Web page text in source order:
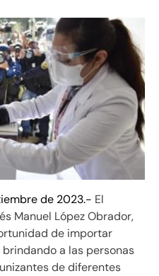
de 2023.- El
Manuel López Obrador,
de importar
a las personas
de diferentes